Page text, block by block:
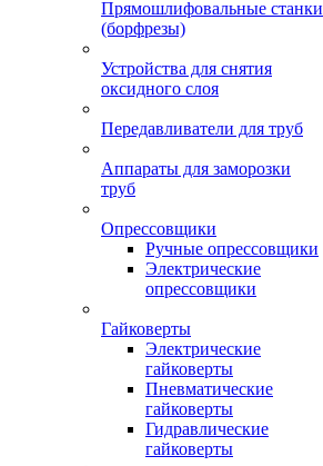
Прямошлифовальные станки
(борфрезы)
Устройства для снятия
оксидного слоя
Передавливатели для труб
Аппараты для заморозки
труб
Опрессовщики
Ручные опрессовщики
Электрические
опрессовщики
Гайковерты
Электрические
гайковерты
Пневматические
гайковерты
Гидравлические
гайковерты